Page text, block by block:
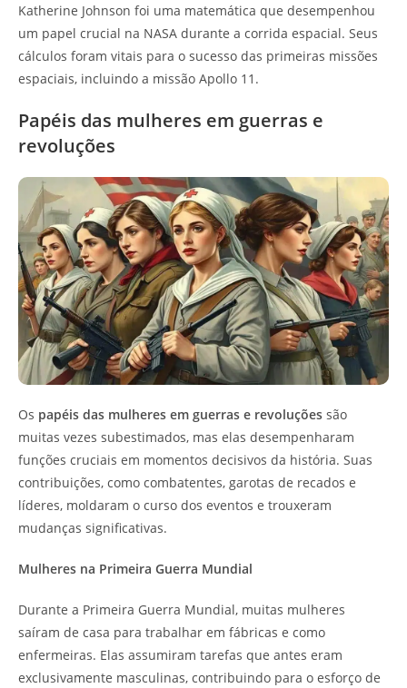
Katherine Johnson foi uma matemática que desempenhou
um papel crucial na NASA durante a corrida espacial. Seus
cálculos foram vitais para o sucesso das primeiras missões
espaciais, incluindo a missão Apollo 11.
Papéis das mulheres em guerras e
revoluções
Os papéis das mulheres em guerras e revoluções são
muitas vezes subestimados, mas elas desempenharam
funções cruciais em momentos decisivos da história. Suas
contribuições, como combatentes, garotas de recados e
líderes, moldaram o curso dos eventos e trouxeram
mudanças significativas.
Mulheres na Primeira Guerra Mundial
Durante a Primeira Guerra Mundial, muitas mulheres
saíram de casa para trabalhar em fábricas e como
enfermeiras. Elas assumiram tarefas que antes eram
exclusivamente masculinas, contribuindo para o esforço de